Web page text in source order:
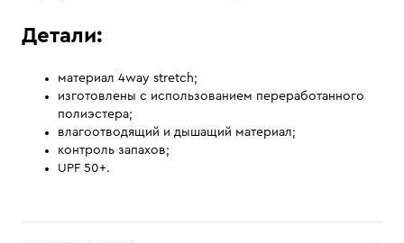
Детали:
материал 4way stretch;
изготовлены с использованием переработанного
полиэстера;
влагоотводящий и дышащий материал;
контроль запахов;
UPF 50+.